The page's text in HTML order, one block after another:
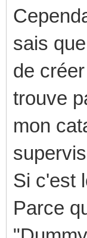
sais
de
trouve
mon
Si c'est
Parce